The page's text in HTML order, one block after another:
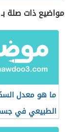
مواضيع ذات صلة
ما هو معدل
الطبيعي في